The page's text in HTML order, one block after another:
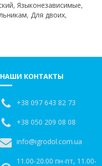
, Языконезависимые,
, Для двоих,
НАШИ КОНТАКТЫ
+38 097 643 82 73
+38 050 209 08 08
info@igrodol.com.ua
11.00-20.00 пн-пт, 11.00-